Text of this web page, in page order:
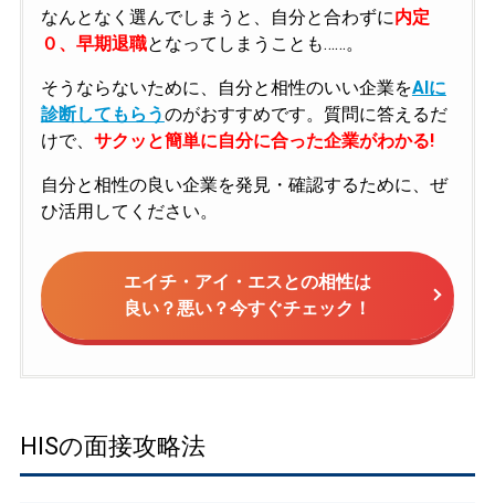
なんとなく選んでしまうと、自分と合わずに内定
０、早期退職となってしまうことも……。
そうならないために、自分と相性のいい企業をAIに
診断してもらうのがおすすめです。質問に答えるだ
けで、 サクッと簡単に自分に合った企業がわかる!
自分と相性の良い企業を発見・確認するために、ぜ
ひ活用してください。
エイチ・アイ・エスとの相性は
良い？悪い？今すぐチェック！
HISの面接攻略法